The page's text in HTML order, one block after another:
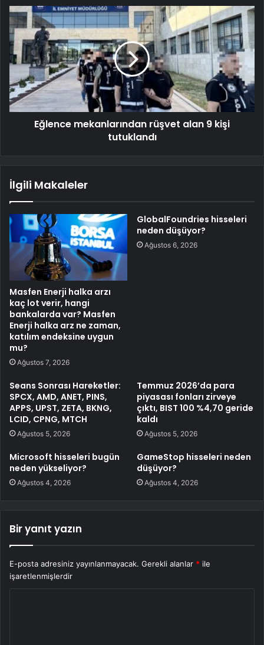
Eğlence mekanlarından rüşvet alan 9 kişi
tutuklandı
İlgili Makaleler
Masfen Enerji halka arzı
kaç lot verir, hangi
bankalarda var? Masfen
Enerji halka arz ne zaman,
katılım endeksine uygun
mu?
Ağustos 7, 2026
GlobalFoundries hisseleri
neden düşüyor?
Ağustos 6, 2026
Seans Sonrası Hareketler:
SPCX, AMD, ANET, PINS,
APPS, UPST, ZETA, BKNG,
LCID, CPNG, MTCH
Ağustos 5, 2026
Temmuz 2026’da para
piyasası fonları zirveye
çıktı, BIST 100 %4,70 geride
kaldı
Ağustos 5, 2026
Microsoft hisseleri bugün
neden yükseliyor?
Ağustos 4, 2026
GameStop hisseleri neden
düşüyor?
Ağustos 4, 2026
Bir yanıt yazın
E-posta adresiniz yayınlanmayacak. Gerekli alanlar * ile
işaretlenmişlerdir